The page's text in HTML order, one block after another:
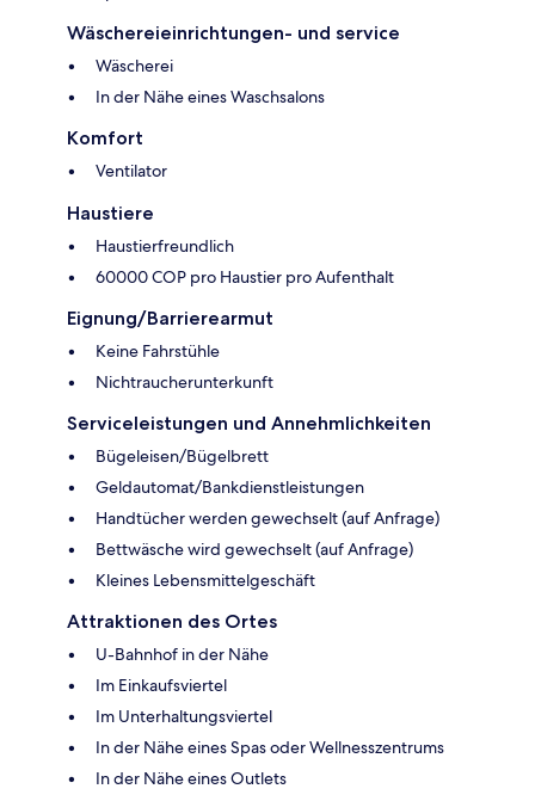
Wäschereieinrichtungen- und service
Wäscherei
In der Nähe eines Waschsalons
Komfort
Ventilator
Haustiere
Haustierfreundlich
60000 COP pro Haustier pro Aufenthalt
Eignung/Barrierearmut
Keine Fahrstühle
Nichtraucherunterkunft
Serviceleistungen und Annehmlichkeiten
Bügeleisen/Bügelbrett
Geldautomat/Bankdienstleistungen
Handtücher werden gewechselt (auf Anfrage)
Bettwäsche wird gewechselt (auf Anfrage)
Kleines Lebensmittelgeschäft
Attraktionen des Ortes
U-Bahnhof in der Nähe
Im Einkaufsviertel
Im Unterhaltungsviertel
In der Nähe eines Spas oder Wellnesszentrums
In der Nähe eines Outlets